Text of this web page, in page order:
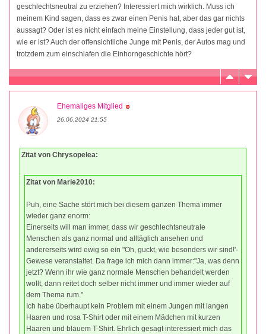
geschlechtsneutral zu erziehen? Interessiert mich wirklich. Muss ich
meinem Kind sagen, dass es zwar einen Penis hat, aber das gar nichts
aussagt? Oder ist es nicht einfach meine Einstellung, dass jeder gut ist,
wie er ist? Auch der offensichtliche Junge mit Penis, der Autos mag und
trotzdem zum einschlafen die Einhorngeschichte hört?
Ehemaliges Mitglied
26.06.2024 21:55
Zitat von Chrysopelea:
Zitat von Marie2010:
Puh, eine Sache stört mich bei diesem ganzen Thema immer
wieder ganz enorm:
Einerseits will man immer, dass wir geschlechtsneutrale
Menschen als ganz normal und alltäglich ansehen und
andererseits wird ewig so ein "Oh, guckt, wie besonders wir sind!'-
Gewese veranstaltet. Da frage ich mich dann immer:"Ja, was denn
jetzt? Wenn ihr wie ganz normale Menschen behandelt werden
wollt, dann reitet doch selber nicht immer und immer wieder auf
dem Thema rum."
Ich habe überhaupt kein Problem mit einem Jungen mit langen
Haaren und rosa T-Shirt oder mit einem Mädchen mit kurzen
Haaren und blauem T-Shirt. Ehrlich gesagt interessiert mich das